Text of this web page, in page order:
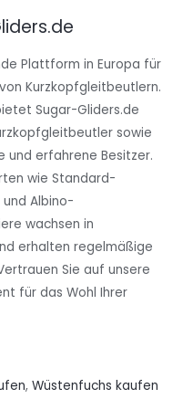
Plattform in Europa für
Kurzkopfgleitbeutlern.
Sugar-Gliders.de
sowie
und erfahrene Besitzer.
wie Standard-
Albino-
wachsen in
erhalten regelmäßige
Sie auf unsere
für das Wohl Ihrer
, Wüstenfuchs kaufen